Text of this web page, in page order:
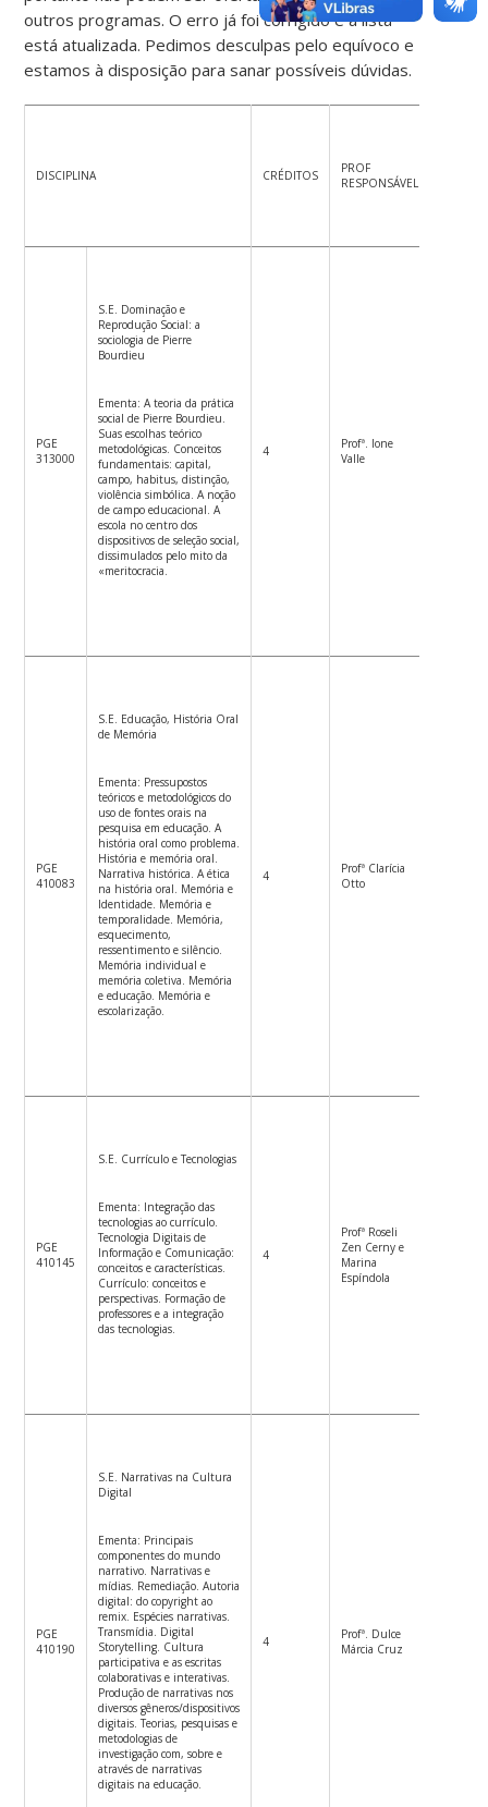
outros programas. O erro já foi corrigido e a lista
está atualizada. Pedimos desculpas pelo equívoco e
estamos à disposição para sanar possíveis dúvidas.
DISCIPLINA CRÉDITOS
PROF
RESPONSÁVEL
PGE
313000
S.E. Dominação e
Reprodução Social: a
sociologia de Pierre
Bourdieu
Ementa: A teoria da prática
social de Pierre Bourdieu.
Suas escolhas teórico
metodológicas. Conceitos
fundamentais: capital,
campo, habitus, distinção,
violência simbólica. A noção
de campo educacional. A
escola no centro dos
dispositivos de seleção social,
dissimulados pelo mito da
«meritocracia.
4
Profª. Ione
Valle
PGE
410083
S.E. Educação, História Oral
de Memória
Ementa: Pressupostos
teóricos e metodológicos do
uso de fontes orais na
pesquisa em educação. A
história oral como problema.
História e memória oral.
Narrativa histórica. A ética
na história oral. Memória e
Identidade. Memória e
temporalidade. Memória,
esquecimento,
ressentimento e silêncio.
Memória individual e
memória coletiva. Memória
e educação. Memória e
escolarização.
4
Profª Clarícia
Otto
PGE
410145
S.E. Currículo e Tecnologias
Ementa: Integração das
tecnologias ao currículo.
Tecnologia Digitais de
Informação e Comunicação:
conceitos e características.
Currículo: conceitos e
perspectivas. Formação de
professores e a integração
das tecnologias.
4
Profª Roseli
Zen Cerny e
Marina
Espíndola
PGE
410190
S.E. Narrativas na Cultura
Digital
Ementa: Principais
componentes do mundo
narrativo. Narrativas e
mídias. Remediação. Autoria
digital: do copyright ao
remix. Espécies narrativas.
Transmídia. Digital
Storytelling. Cultura
participativa e as escritas
colaborativas e interativas.
Produção de narrativas nos
diversos gêneros/dispositivos
digitais. Teorias, pesquisas e
metodologias de
investigação com, sobre e
através de narrativas
digitais na educação.
4
Profª. Dulce
Márcia Cruz